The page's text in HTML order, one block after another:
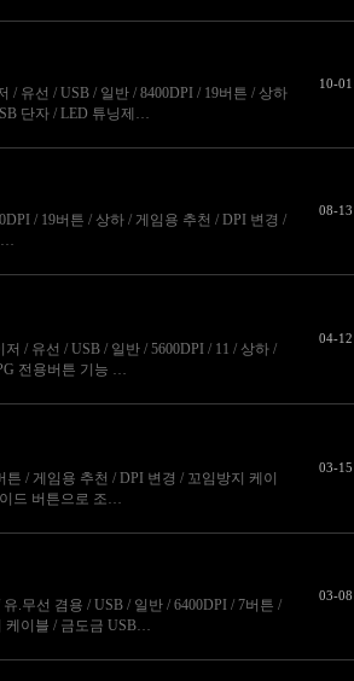
/ 유선 / USB / 일반 / 8400DPI / 19버튼 / 상하
단자 / LED 튜닝제…
10-01
/ 19버튼 / 상하 / 게임용 추천 / DPI 변경 /
…
08-13
/ 유선 / USB / 일반 / 5600DPI / 11 / 상하 /
전용버튼 기능 …
04-12
/ 게임용 추천 / DPI 변경 / 꼬임방지 케이
드 버튼으로 조…
03-15
.무선 겸용 / USB / 일반 / 6400DPI / 7버튼 /
케이블 / 금도금 USB…
03-08